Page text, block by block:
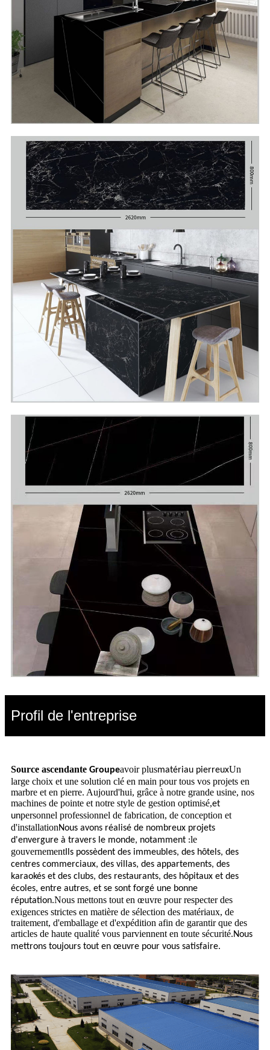
Profil de l'entreprise
Source ascendante Groupeavoir plusmatériau pierreuxUn
large choix et une solution clé en main pour tous vos projets en
marbre et en pierre. Aujourd'hui, grâce à notre grande usine, nos
machines de pointe et notre style de gestion optimisé,et
unpersonnel professionnel de fabrication, de conception et
d'installationNous avons réalisé de nombreux projets
d'envergure à travers le monde, notamment :le
gouvernementIls possèdent des immeubles, des hôtels, des
centres commerciaux, des villas, des appartements, des
karaokés et des clubs, des restaurants, des hôpitaux et des
écoles, entre autres, et se sont forgé une bonne
réputation.Nous mettons tout en œuvre pour respecter des
exigences strictes en matière de sélection des matériaux, de
traitement, d'emballage et d'expédition afin de garantir que des
articles de haute qualité vous parviennent en toute sécurité.Nous
mettrons toujours tout en œuvre pour vous satisfaire.